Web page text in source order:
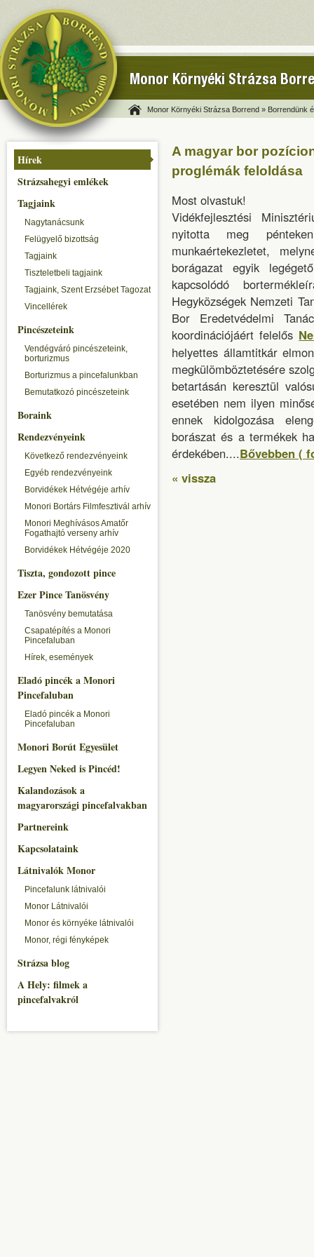
Monor Környéki Strázsa
Monor Környéki Strázsa Borrend » Borrendünk
Hírek
Strázsahegyi emlékek
Tagjaink
Nagytanácsunk
Felügyelő bizottság
Tagjaink
Tiszteletbeli tagjaink
Tagjaink, Szent Erzsébet Tagozat
Vincellérek
Pincészeteink
Vendégváró pincészeteink,
borturizmus
Borturizmus a pincefalunkban
Bemutatkozó pincészeteink
Boraink
Rendezvényeink
Következő rendezvényeink
Egyéb rendezvényeink
Borvidékek Hétvégéje arhív
Monori Bortárs Filmfesztivál arhív
Monori Meghívásos Amatőr
Fogathajtó verseny arhív
Borvidékek Hétvégéje 2020
Tiszta, gondozott pince
Ezer Pince Tanösvény
Tanösvény bemutatása
Csapatépítés a Monori
Pincefaluban
Hírek, események
Eladó pincék a Monori
Pincefaluban
Eladó pincék a Monori
Pincefaluban
Monori Borút Egyesület
Legyen Neked is Pincéd!
Kalandozások a
magyarországi pincefalvakban
Partnereink
Kapcsolataink
Látnivalók Monor
Pincefalunk látnivalói
Monor Látnivalói
Monor és környéke látnivalói
Monor, régi fényképek
Strázsa blog
A Hely: filmek a
pincefalvakról
A magyar bor
proglémák feloldása
Most olvastuk!
Vidékfejlesztési
nyitotta meg
munkaértekezletet,
borágazat egyik
kapcsolódó
Hegyközségek Nemzeti
Bor Eredetvédelmi
koordinációjáért felelős
helyettes államtitkár
megkülömböztetésére
betartásán keresztül
esetében nem ilyen
ennek kidolgozása
borászat és a termékek
érdekében....Bővebben (
« vissza